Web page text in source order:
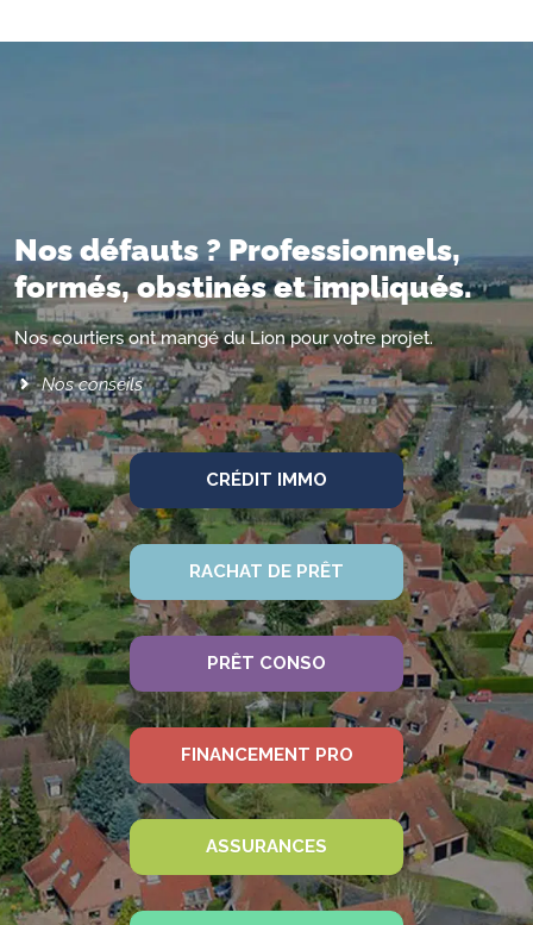
Nos défauts ? Professionnels,
formés, obstinés et impliqués.
Nos courtiers ont mangé du Lion pour votre projet.
Nos conseils
CRÉDIT IMMO
RACHAT DE PRÊT
PRÊT CONSO
FINANCEMENT PRO
ASSURANCES